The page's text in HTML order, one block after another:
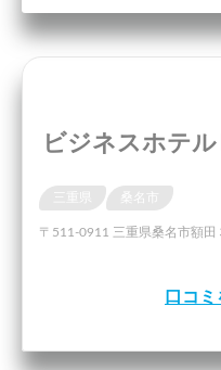
ビジネスホテ
桑名市
〒511-0911 三重県桑名市額田
口コ